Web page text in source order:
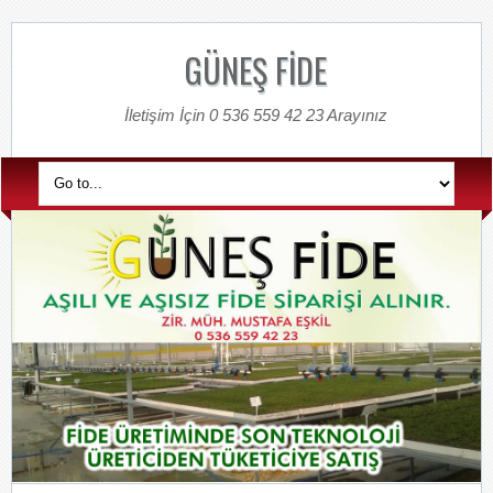
GÜNEŞ FİDE
İletişim İçin 0 536 559 42 23 Arayınız